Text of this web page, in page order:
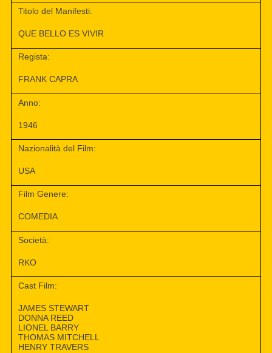
Titolo del Manifesti:
QUE BELLO ES VIVIR
Regista:
FRANK CAPRA
Anno:
1946
Nazionalità del Film:
USA
Film Genere:
COMEDIA
Società:
RKO
Cast Film:
JAMES STEWART
DONNA REED
LIONEL BARRY
THOMAS MITCHELL
HENRY TRAVERS